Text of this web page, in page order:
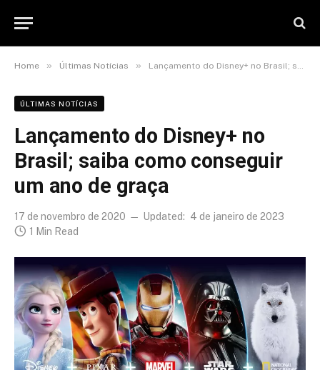
Home » Últimas Notícias » Lançamento do Disney+ no Brasil; saiba como conseguir um ano de graça
ÚLTIMAS NOTÍCIAS
Lançamento do Disney+ no
Brasil; saiba como conseguir
um ano de graça
17 de novembro de 2020 Updated: 4 de janeiro de 2023
1 Min Read